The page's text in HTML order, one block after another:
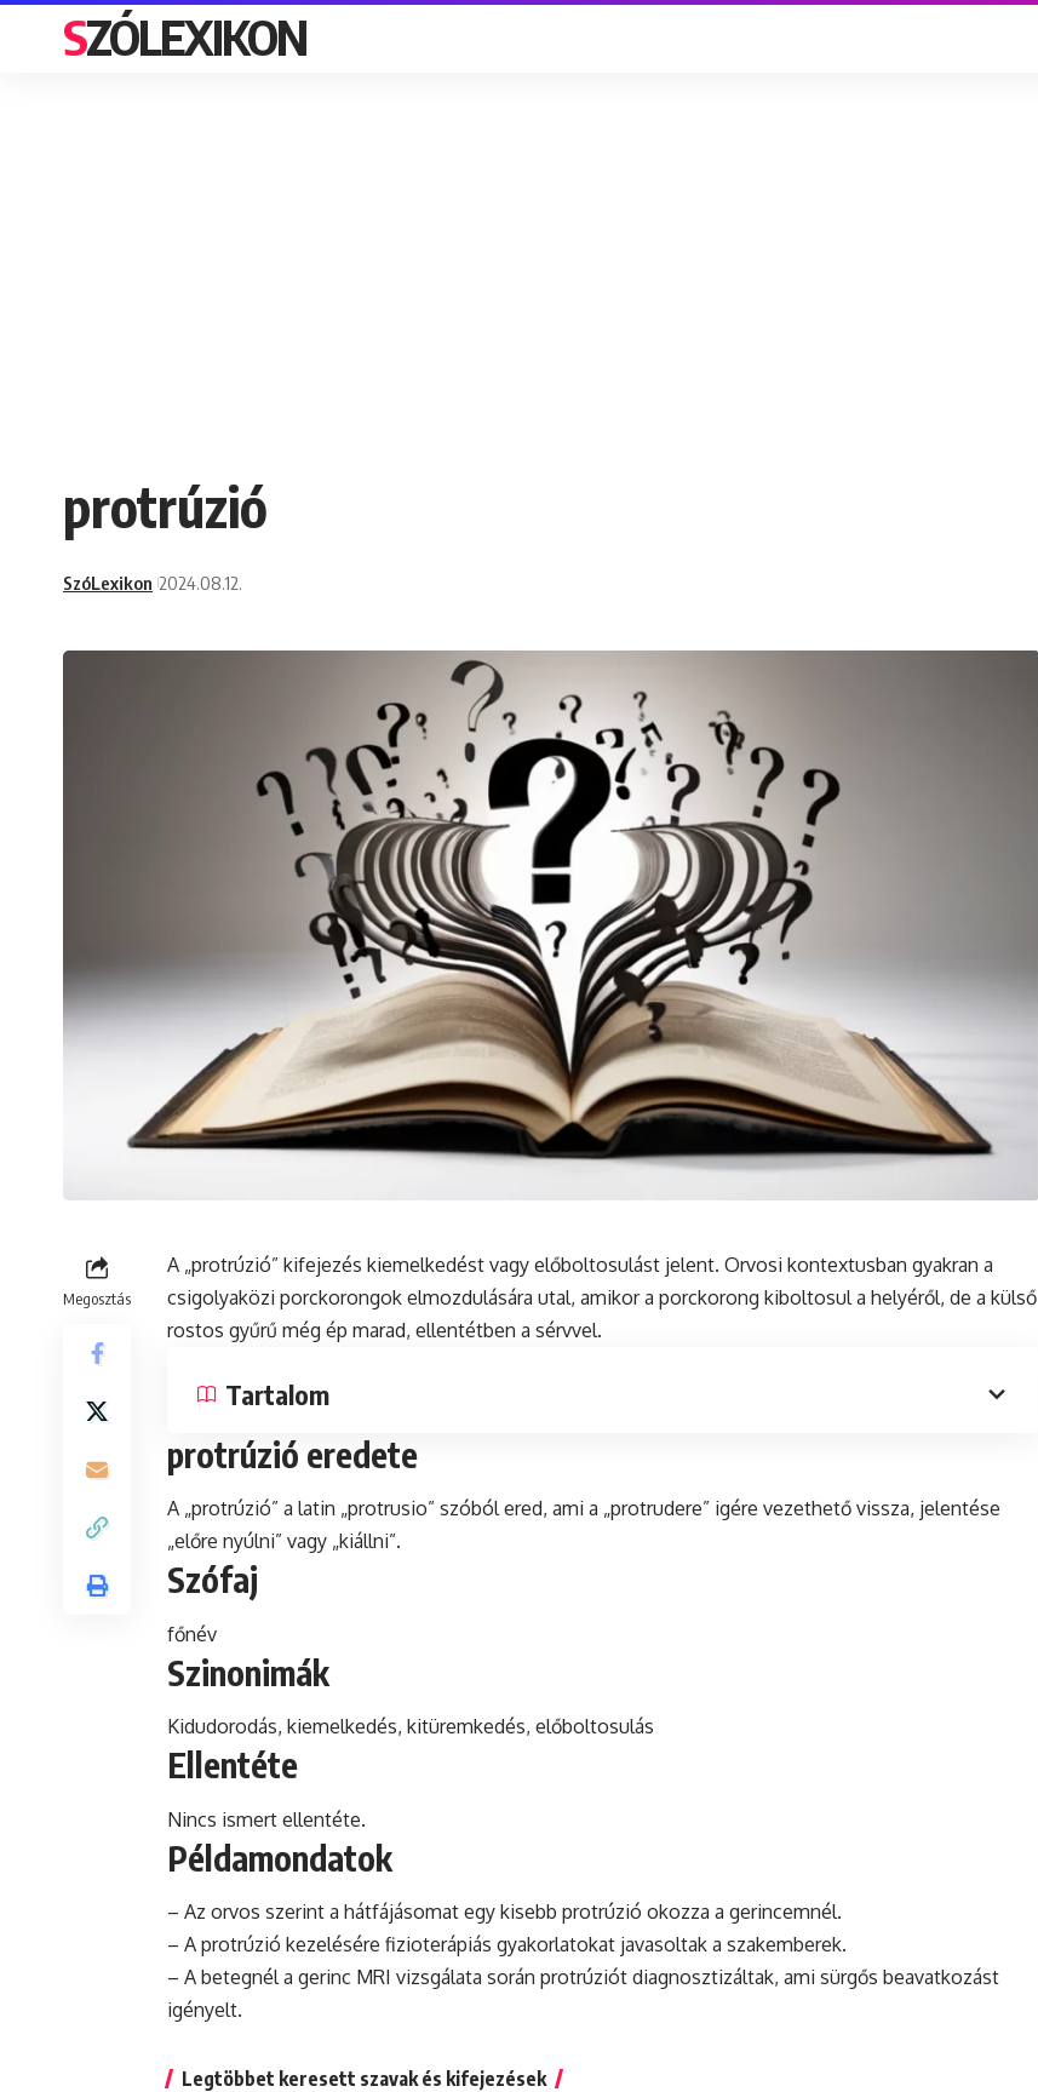
SZÓLEXIKON
protrúzió
SzóLexikon 2024.08.12.
Megosztás
A „protrúzió” kifejezés kiemelkedést vagy előboltosulást jelent. Orvosi kontextusban gyakran a
csigolyaközi porckorongok elmozdulására utal, amikor a porckorong kiboltosul a helyéről, de a külső
rostos gyűrű még ép marad, ellentétben a sérvvel.
Tartalom
protrúzió eredete
A „protrúzió” a latin „protrusio” szóból ered, ami a „protrudere” igére vezethető vissza, jelentése
„előre nyúlni” vagy „kiállni”.
Szófaj
főnév
Szinonimák
Kidudorodás, kiemelkedés, kitüremkedés, előboltosulás
Ellentéte
Nincs ismert ellentéte.
Példamondatok
– Az orvos szerint a hátfájásomat egy kisebb protrúzió okozza a gerincemnél.
– A protrúzió kezelésére fizioterápiás gyakorlatokat javasoltak a szakemberek.
– A betegnél a gerinc MRI vizsgálata során protrúziót diagnosztizáltak, ami sürgős beavatkozást
igényelt.
Legtöbbet keresett szavak és kifejezések